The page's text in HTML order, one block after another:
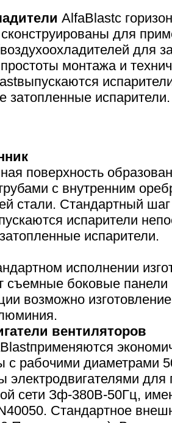
AlfaBlastс
для
для
монтажа и
затопленные испарители.
поверхность
с внутренним
стали. Стандартный
испарители
испарители.
исполнении
съемные боковые
возможно
вентиляторов
с рабочими диаметрами
электродвигателями для
сети Зф-380В-50Гц,
Стандартное